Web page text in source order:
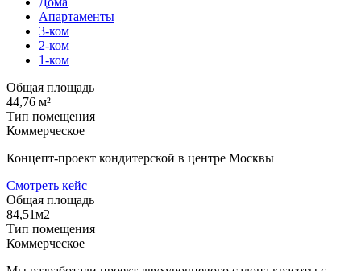
Апартаменты
3-ком
2-ком
1-ком
Общая площадь
44,76 м²
Тип помещения
Коммерческое
Концепт-проект кондитерской в центре Москвы
Смотреть кейс
Общая площадь
84,51м2
Тип помещения
Коммерческое